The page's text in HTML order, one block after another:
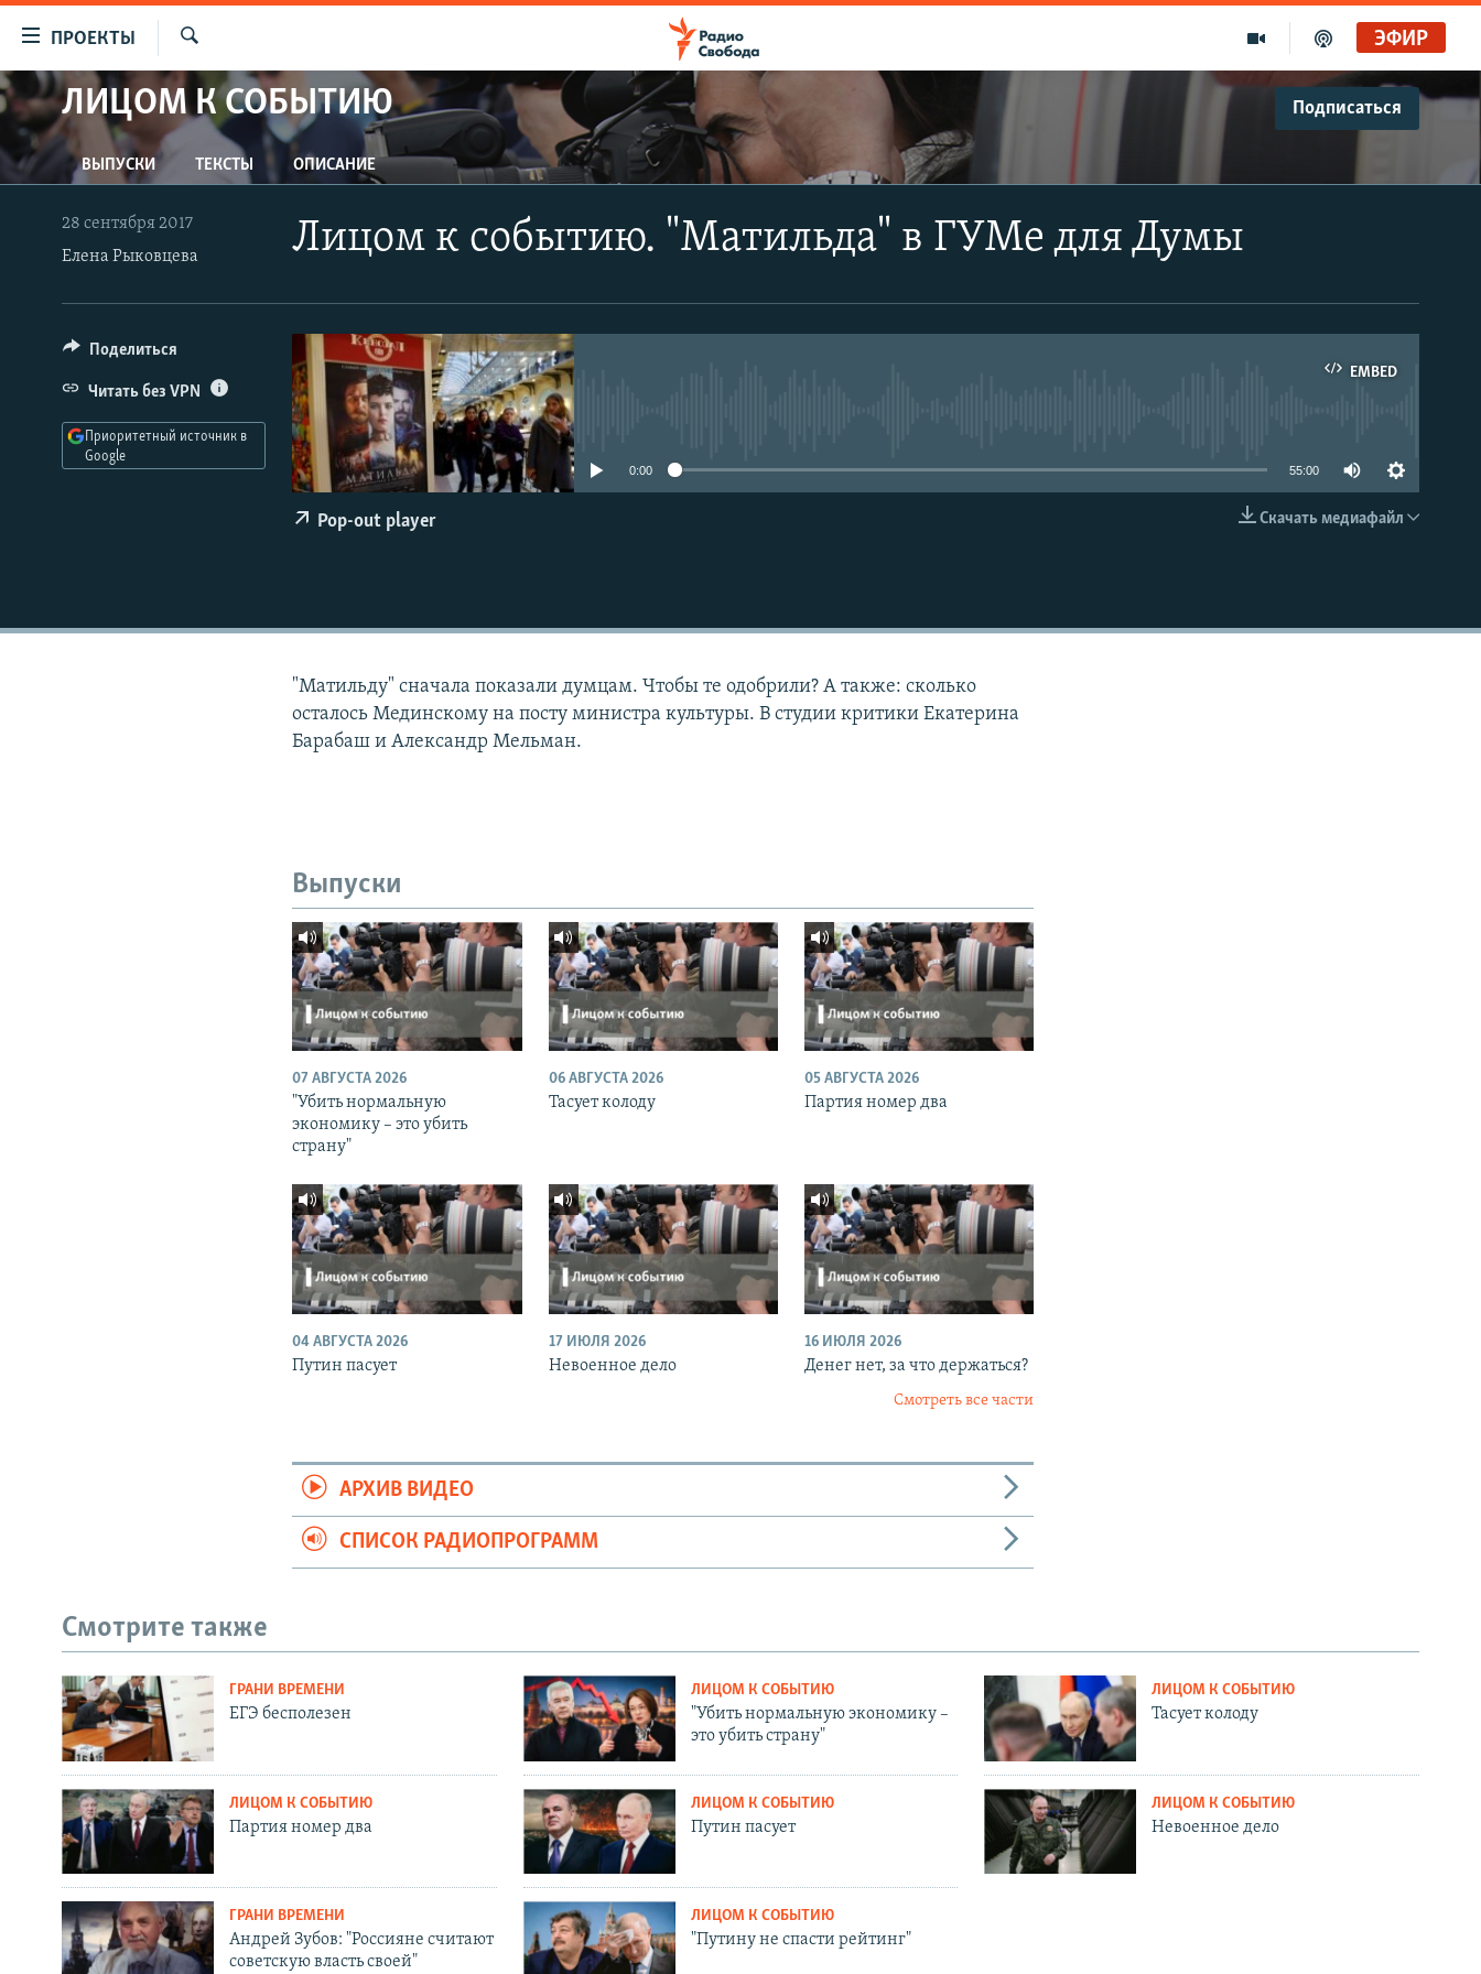
упрощенного
доступа
Вернуться
к
основному
содержанию
навигации
Вернутся
ПРОЕКТЫ
ПРОГРАММЫ
ПОДКАСТЫ
АВТОРСКИЕ ПРОЕКТЫ
ЦИТАТЫ СВОБОДЫ
МНЕНИЯ
КУЛЬТУРА
IDEL.РЕАЛИИ
КАВКАЗ.РЕАЛИИ
СЕВЕР.РЕАЛИИ
СИБИРЬ.РЕАЛИИ
Искать
ЭФИР
ЛИЦОМ К СОБЫТИЮ Подписаться
CastBox
ВЫПУСКИ ТЕКСТЫ ОПИСАНИЕ
Лицом к событию. "Матильда" в ГУМе для Думы
28 сентября 2017
Елена Рыковцева
EMBED
EMBED
0:00 55:00
Скачать медиафайл
Pop-out player
Поделиться
Читать без VPN
Приоритетный источник в
Google
"Матильду" сначала показали думцам. Чтобы те одобрили? А также: сколько
осталось Мединскому на посту министра культуры. В студии критики Екатерина
Барабаш и Александр Мельман.
Выпуски
07 АВГУСТА 2026
"Убить нормальную
экономику – это убить
страну"
06 АВГУСТА 2026
Тасует колоду
05 АВГУСТА 2026
Партия номер два
04 АВГУСТА 2026
Путин пасует
17 ИЮЛЯ 2026
Невоенное дело
16 ИЮЛЯ 2026
Денег нет, за что держаться?
Смотреть все части
АРХИВ ВИДЕО
СПИСОК РАДИОПРОГРАММ
Смотрите также
ГРАНИ ВРЕМЕНИ
ЕГЭ бесполезен
ЛИЦОМ К СОБЫТИЮ
"Убить нормальную экономику –
это убить страну"
ЛИЦОМ К СОБЫТИЮ
Тасует колоду
ЛИЦОМ К СОБЫТИЮ
Партия номер два
ЛИЦОМ К СОБЫТИЮ
Путин пасует
ЛИЦОМ К СОБЫТИЮ
Невоенное дело
ГРАНИ ВРЕМЕНИ
Андрей Зубов: "Россияне считают
советскую власть своей"
ЛИЦОМ К СОБЫТИЮ
"Путину не спасти рейтинг"